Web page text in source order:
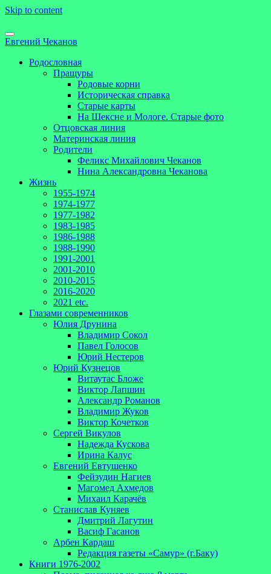
Skip to content
Евгений Чеканов
Родословная
Пращуры
Родовые корни
Историческая справка
Старые карты
На Шексне и Мологе. Старые фото
Отцовская линия
Материнская линия
Родители
Феликс Михайлович Чеканов
Нина Александровна Чеканова
Жизнь
1955-1974
1974-1977
1977-1982
1983-1985
1986-1988
1988-1990
1991-2001
2001-2010
2010-2015
2016-2020
2021 etc.
Глазами современников
Юлия Друнина
Владимир Сокол
Павел Голосов
Юрий Нестеров
Юрий Кузнецов
Витаутас Бложе
Виктор Лапшин
Александр Романов
Владимир Жуков
Виктор Кочетков
Сергей Викулов
Надежда Кускова
Ирина Калус
Евгений Евтушенко
Фейзудин Нагиев
Магомед Ахмедов
Михаил Карачёв
Станислав Куняев
Дмитрий Лагутин
Васиф Гасанов
Арбен Кардаш
Редакция газеты «Самур» (г.Баку)
Книги 1976-2002